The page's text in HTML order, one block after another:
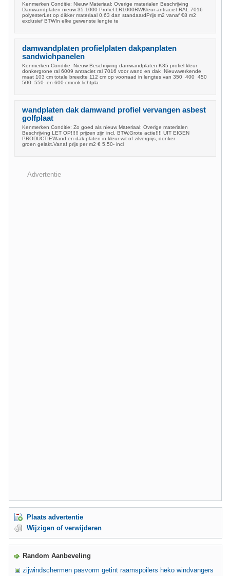
Kenmerken Conditie: Nieuw Materiaal: Overige materialen Beschrijving
Damwandplaten nieuw 35-1000 Profiel LR1000RWKleur antraciet RAL 7016
polyesterLet op dikker materiaal 0,63 dan standaardPrijs m2 vanaf €8 m2
exclusief BTWIn elke gewenste lengte te
damwandplaten profielplaten dakpanplaten
sandwichpanelen
Kenmerken Conditie: Nieuw Beschrijving damwandplaten K35 profiel kleur
donkergrone ral 6009 antraciet ral 7016 voor wand en dak Nieuwwerkende
maat 103 cm totale breedte 112 cm op voorraad in lengtes van 350 400 450
500 550 en 600 cmook lichtpla
wandplaten dak damwand profiel vervangen asbest
golfplaat
Kenmerken Conditie: Zo goed als nieuw Materiaal: Overige materialen
Beschrijving LET OP!!!!! prijzen zijn incl. BTW.Grote actie!!!! UIT EIGEN
PRODUCTIEWand en dak platen in kleur wit of zilvergrijs, donker
groen gelakt.Vanaf prijs per m2 € 5.50- incl
Advertentie
Plaats advertentie
Wijzigen of verwijderen
Random Aanbeveling
zijwindschermen pasvorm getint raamspoilers heko windvangers